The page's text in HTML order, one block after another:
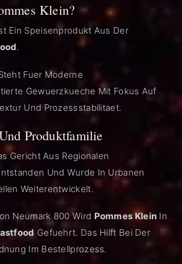
Klein?
Ein Speisenprodukt Aus Der
.
Fuer Moderne
Gewuerzkueche Mit Fokus Auf
Und Prozessstabilitaet.
Produktfamilie
Gericht Aus Regionalen
Und Wurde In Urbanen
Weiterentwickelt.
Neumark 800 Wird Pommes Klein In
Gefuehrt. Das Hilft Bei Der
Im Bestellprozess.